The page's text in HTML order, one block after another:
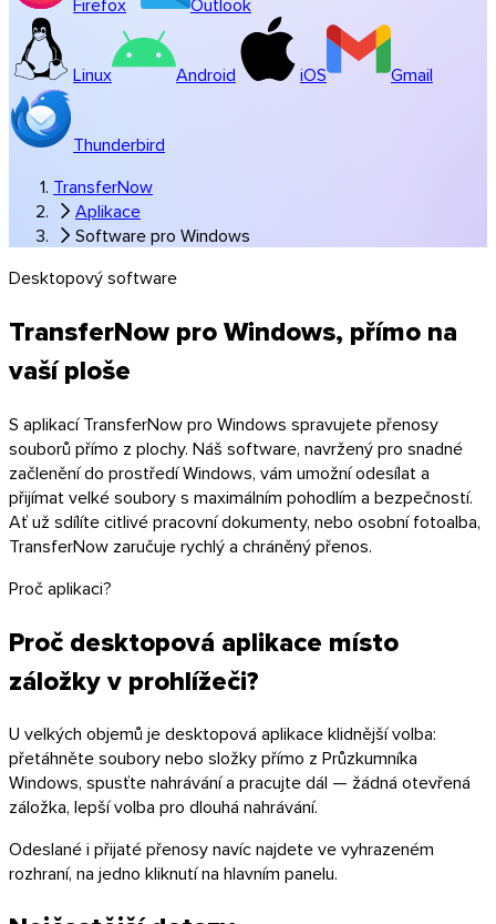
Windows
Linux Android iOS Gmail
Thunderbird
TransferNow
Aplikace
Software pro Windows
Desktopový software
TransferNow pro Windows, přímo na
vaší ploše
S aplikací TransferNow pro Windows spravujete přenosy
souborů přímo z plochy. Náš software, navržený pro snadné
začlenění do prostředí Windows, vám umožní odesílat a
přijímat velké soubory s maximálním pohodlím a bezpečností.
Ať už sdílíte citlivé pracovní dokumenty, nebo osobní fotoalba,
TransferNow zaručuje rychlý a chráněný přenos.
Proč aplikaci?
Proč desktopová aplikace místo
záložky v prohlížeči?
U velkých objemů je desktopová aplikace klidnější volba:
přetáhněte soubory nebo složky přímo z Průzkumníka
Windows, spusťte nahrávání a pracujte dál — žádná otevřená
záložka, lepší volba pro dlouhá nahrávání.
Odeslané i přijaté přenosy navíc najdete ve vyhrazeném
rozhraní, na jedno kliknutí na hlavním panelu.